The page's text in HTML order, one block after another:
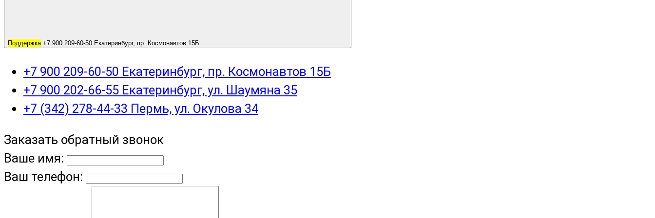
Поддержка +7 900 209-60-50 Екатеринбург, пр. Космонавтов 15Б
+7 900 209-60-50 Екатеринбург, пр. Космонавтов 15Б
+7 900 202-66-55 Екатеринбург, ул. Шаумяна 35
+7 (342) 278-44-33 Пермь, ул. Окулова 34
Заказать обратный звонок
Ваше имя:
Ваш телефон: